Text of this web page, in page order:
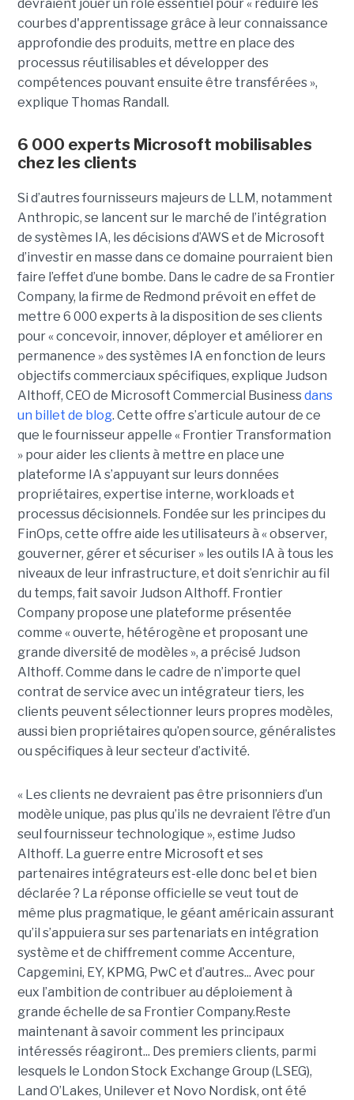
devraient jouer un rôle essentiel pour « réduire les
courbes d'apprentissage grâce à leur connaissance
approfondie des produits, mettre en place des
processus réutilisables et développer des
compétences pouvant ensuite être transférées »,
explique Thomas Randall.
6 000 experts Microsoft mobilisables
chez les clients
Si d’autres fournisseurs majeurs de LLM, notamment
Anthropic, se lancent sur le marché de l’intégration
de systèmes IA, les décisions d’AWS et de Microsoft
d’investir en masse dans ce domaine pourraient bien
faire l’effet d’une bombe. Dans le cadre de sa Frontier
Company, la firme de Redmond prévoit en effet de
mettre 6 000 experts à la disposition de ses clients
pour « concevoir, innover, déployer et améliorer en
permanence » des systèmes IA en fonction de leurs
objectifs commerciaux spécifiques, explique Judson
Althoff, CEO de Microsoft Commercial Businessdans
un billet de blog. Cette offre s’articule autour de ce
que le fournisseur appelle « Frontier Transformation
» pour aider les clients à mettre en place une
plateforme IA s’appuyant sur leurs données
propriétaires, expertise interne, workloads et
processus décisionnels. Fondée sur les principes du
FinOps, cette offre aide les utilisateurs à « observer,
gouverner, gérer et sécuriser » les outils IA à tous les
niveaux de leur infrastructure, et doit s’enrichir au fil
du temps, fait savoir Judson Althoff. Frontier
Company propose une plateforme présentée
comme « ouverte, hétérogène et proposant une
grande diversité de modèles », a précisé Judson
Althoff. Comme dans le cadre de n’importe quel
contrat de service avec un intégrateur tiers, les
clients peuvent sélectionner leurs propres modèles,
aussi bien propriétaires qu’open source, généralistes
ou spécifiques à leur secteur d’activité.
« Les clients ne devraient pas être prisonniers d’un
modèle unique, pas plus qu’ils ne devraient l’être d’un
seul fournisseur technologique », estime Judso
Althoff. La guerre entre Microsoft et ses
partenaires intégrateurs est-elle donc bel et bien
déclarée ? La réponse officielle se veut tout de
même plus pragmatique, le géant américain assurant
qu’il s’appuiera sur ses partenariats en intégration
système et de chiffrement comme Accenture,
Capgemini, EY, KPMG, PwC et d’autres... Avec pour
eux l’ambition de contribuer au déploiement à
grande échelle de sa Frontier Company.Reste
maintenant à savoir comment les principaux
intéressés réagiront... Des premiers clients, parmi
lesquels le London Stock Exchange Group (LSEG),
Land O’Lakes, Unilever et Novo Nordisk, ont été